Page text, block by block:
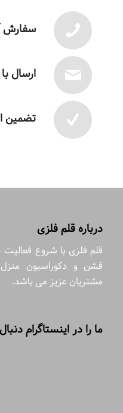
سفارش
ارسال
تضمین
درباره قلم فلزی
فشن و دکوراسیون
مشتریان عزیز می باشد.
ما را در اینستاگرام